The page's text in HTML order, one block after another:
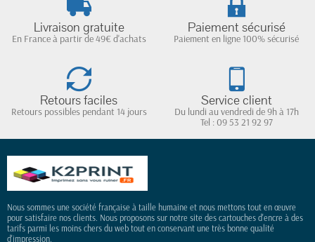
Livraison gratuite
En France à partir de 49€ d'achats
Paiement sécurisé
Paiement en ligne 100% sécurisé
Retours faciles
Retours possibles pendant 14 jours
Service client
Du lundi au vendredi de 9h à 17h
Tel : 09 53 21 92 97
Nous sommes une société française à taille humaine et nous mettons tout en œuvre
pour satisfaire nos clients. Nous proposons sur notre site des cartouches d'encre à des
tarifs parmi les moins chers du web tout en conservant une très bonne qualité
d'impression.